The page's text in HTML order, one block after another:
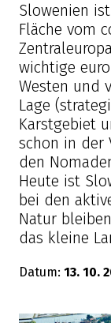
Slowenien
Fläche vom
wichtige
Westen und
Lage
Karstgebiet
schon in der
den
Heute ist
bei den
Natur
das kleine
Datum: 13. 10.